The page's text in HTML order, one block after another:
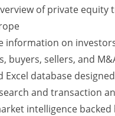
zu Insurtech kostenlos
M&A-Marktbericht von
Teilsektoren ab: B2B
Makler und Vermittler,
Connected Analytics sowie
und forensische
internationalen
unterstützen
of private equity
information on
buyers, sellers, and
Excel database
and transaction
intelligence